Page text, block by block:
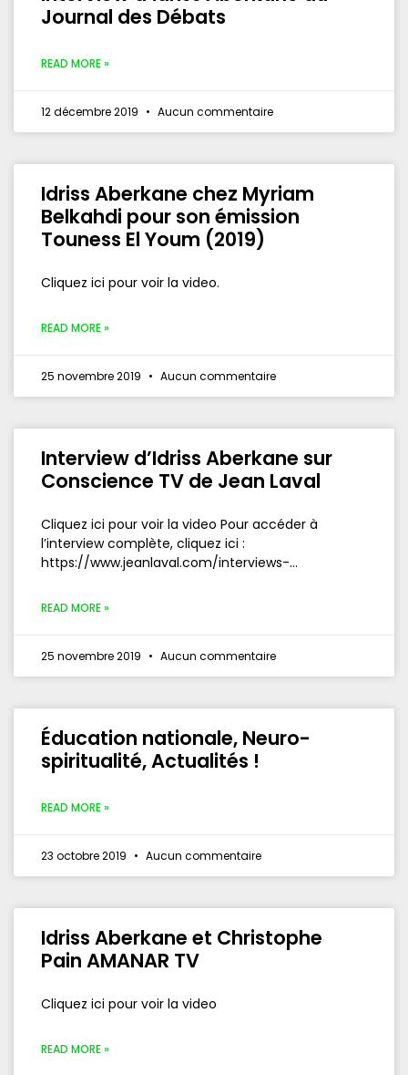
Journal des Débats
READ MORE »
12 décembre 2019 Aucun commentaire
Idriss Aberkane chez Myriam
Belkahdi pour son émission
Touness El Youm (2019)
Cliquez ici pour voir la video.
READ MORE »
25 novembre 2019 Aucun commentaire
Interview d’Idriss Aberkane sur
Conscience TV de Jean Laval
Cliquez ici pour voir la video Pour accéder à
l’interview complète, cliquez ici :
https://www.jeanlaval.com/interviews-…
READ MORE »
25 novembre 2019 Aucun commentaire
Éducation nationale, Neuro-
spiritualité, Actualités !
READ MORE »
23 octobre 2019 Aucun commentaire
Idriss Aberkane et Christophe
Pain AMANAR TV
Cliquez ici pour voir la video
READ MORE »